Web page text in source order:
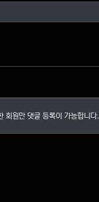
회원만 댓글 등록이 가능합니다.